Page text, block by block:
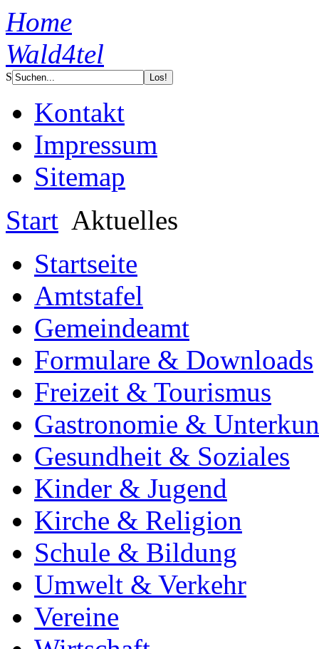
Home
Wald4tel
S
Kontakt
Impressum
Sitemap
Start Aktuelles
Startseite
Amtstafel
Gemeindeamt
Formulare & Downloads
Freizeit & Tourismus
Gastronomie &
Gesundheit & Soziales
Kinder & Jugend
Kirche & Religion
Schule & Bildung
Umwelt & Verkehr
Vereine